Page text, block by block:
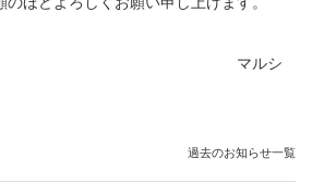
シ
過去のお知らせ一覧